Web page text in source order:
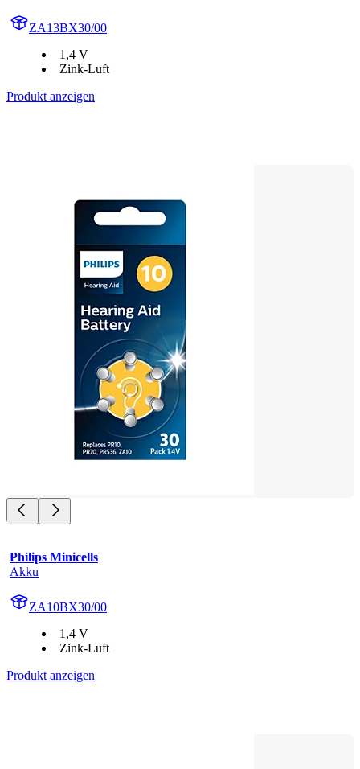
ZA13BX30/00
1,4 V
Zink-Luft
Produkt anzeigen
Philips Minicells
Akku
ZA10BX30/00
1,4 V
Zink-Luft
Produkt anzeigen